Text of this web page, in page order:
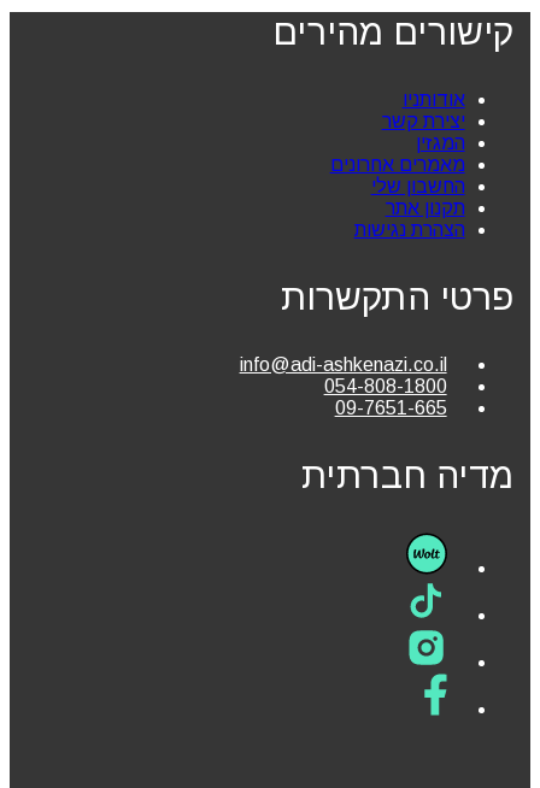
קישורים מהירים
אודותניו
יצירת קשר
המגזין
מאמרים אחרונים
החשבון שלי
תקנון אתר
הצהרת נגישות
פרטי התקשרות
info@adi-ashkenazi.co.il
054-808-1800
09-7651-665
מדיה חברתית